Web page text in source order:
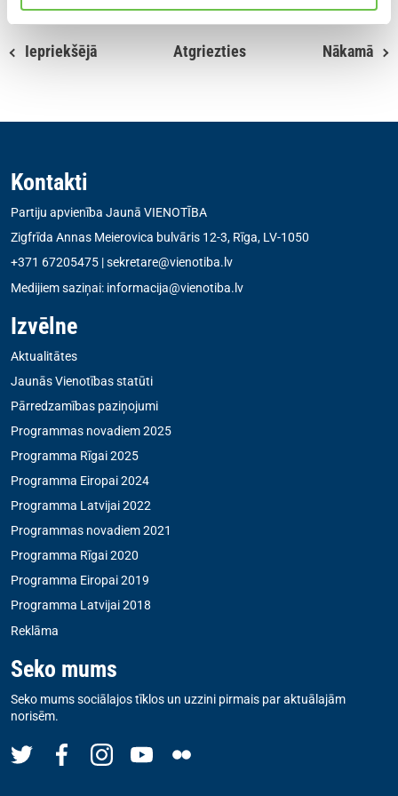
Iepriekšējā Atgriezties Nākamā
Kontakti
Partiju apvienība Jaunā VIENOTĪBA
Zigfrīda Annas Meierovica bulvāris 12-3, Rīga, LV-1050
+371 67205475 |sekretare@vienotiba.lv
Medijiem saziņai: informacija@vienotiba.lv
Izvēlne
Aktualitātes
Jaunās Vienotības statūti
Pārredzamības paziņojumi
Programmas novadiem 2025
Programma Rīgai 2025
Programma Eiropai 2024
Programma Latvijai 2022
Programmas novadiem 2021
Programma Rīgai 2020
Programma Eiropai 2019
Programma Latvijai 2018
Reklāma
Seko mums
Seko mums sociālajos tīklos un uzzini pirmais par aktuālajām
norisēm.